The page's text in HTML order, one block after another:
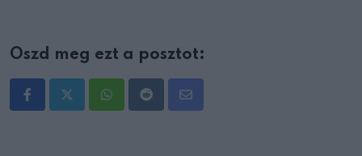
Oszd meg ezt a posztot:
WhatsappRedditShare